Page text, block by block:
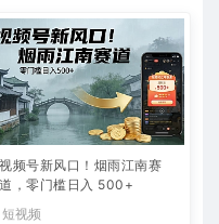
视频号新风口！烟雨江南赛
道，零门槛日入 500+
短视频